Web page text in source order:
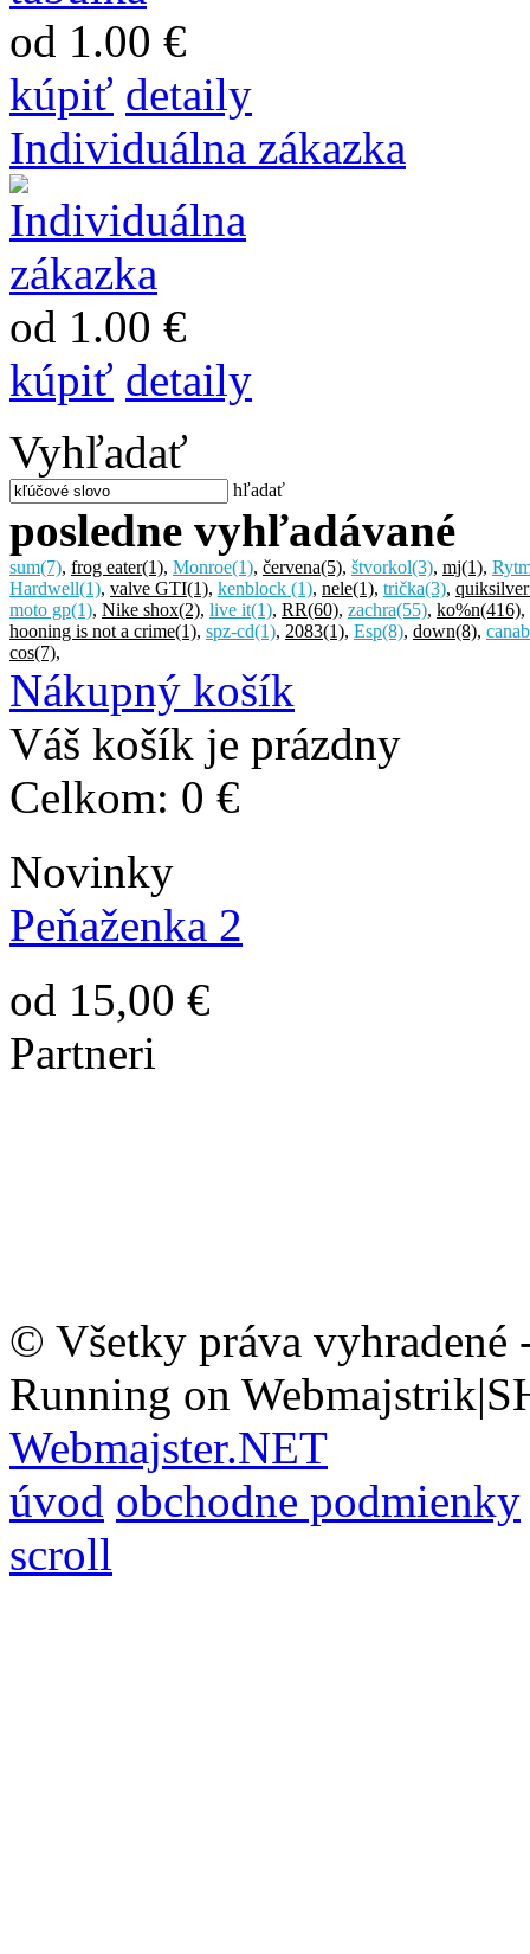
od 1.00 €
kúpiť detaily
Individuálna zákazka
od 1.00 €
kúpiť detaily
Vyhľadať
hľadať
posledne vyhľadávané
sum(7), frog eater(1), Monroe(1), červena(5), štvorkol(3), mj(1),
Hardwell(1), valve GTI(1), kenblock (1), nele(1), trička(3),
moto gp(1), Nike shox(2), live it(1), RR(60), zachra(55), ko%n(416),
hooning is not a crime(1), spz-cd(1), 2083(1), Esp(8), down(8),
cos(7),
Nákupný košík
Váš košík je prázdny
Celkom: 0 €
Novinky
Peňaženka 2
od 15,00 €
Partneri
© Všetky práva vyhradené
Running on
Webmajster.NET
úvod obchodne podmienky
scroll